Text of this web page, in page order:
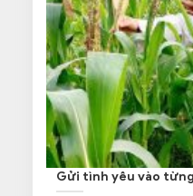
Gửi tình yêu vào